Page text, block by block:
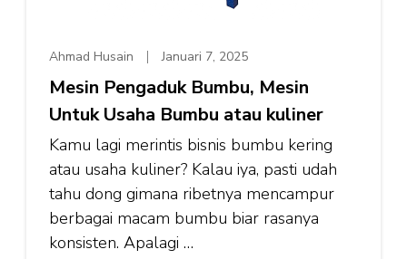
Ahmad Husain Januari 7, 2025
Mesin Pengaduk Bumbu, Mesin
Untuk Usaha Bumbu atau kuliner
Kamu lagi merintis bisnis bumbu kering
atau usaha kuliner? Kalau iya, pasti udah
tahu dong gimana ribetnya mencampur
berbagai macam bumbu biar rasanya
konsisten. Apalagi …